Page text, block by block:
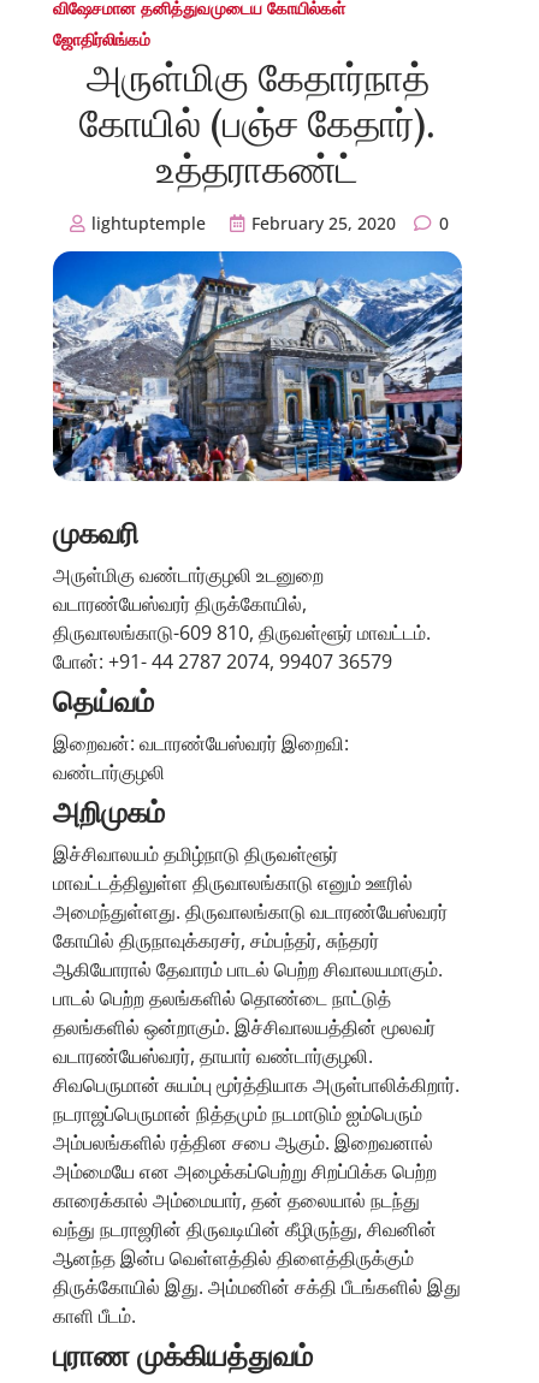
விஷேசமான தனித்துவமுடைய கோயில்கள்
ஜோதிர்லிங்கம்
அருள்மிகு கேதார்நாத்
கோயில் (பஞ்ச கேதார்).
உத்தராகண்ட்
lightuptemple February 25, 2020 0
முகவரி
அருள்மிகு வண்டார்குழலி உடனுறை
வடாரண்யேஸ்வரர் திருக்கோயில்,
திருவாலங்காடு-609 810, திருவள்ளூர் மாவட்டம்.
போன்: +91- 44 2787 2074, 99407 36579
தெய்வம்
இறைவன்: வடாரண்யேஸ்வரர் இறைவி:
வண்டார்குழலி
அறிமுகம்
இச்சிவாலயம் தமிழ்நாடு திருவள்ளூர்
மாவட்டத்திலுள்ள திருவாலங்காடு எனும் ஊரில்
அமைந்துள்ளது. திருவாலங்காடு வடாரண்யேஸ்வரர்
கோயில் திருநாவுக்கரசர், சம்பந்தர், சுந்தரர்
ஆகியோரால் தேவாரம் பாடல் பெற்ற சிவாலயமாகும்.
பாடல் பெற்ற தலங்களில் தொண்டை நாட்டுத்
தலங்களில் ஒன்றாகும். இச்சிவாலயத்தின் மூலவர்
வடாரண்யேஸ்வரர், தாயார் வண்டார்குழலி.
சிவபெருமான் சுயம்பு மூர்த்தியாக அருள்பாலிக்கிறார்.
நடராஜப்பெருமான் நித்தமும் நடமாடும் ஐம்பெரும்
அம்பலங்களில் ரத்தின சபை ஆகும். இறைவனால்
அம்மையே என அழைக்கப்பெற்று சிறப்பிக்க பெற்ற
காரைக்கால் அம்மையார், தன் தலையால் நடந்து
வந்து நடராஜரின் திருவடியின் கீழிருந்து, சிவனின்
ஆனந்த இன்ப வெள்ளத்தில் திளைத்திருக்கும்
திருக்கோயில் இது. அம்மனின் சக்தி பீடங்களில் இது
காளி பீடம்.
புராண முக்கியத்துவம்